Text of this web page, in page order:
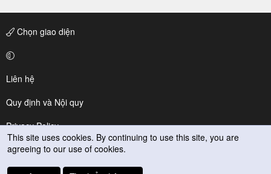
Chọn giao diện
Liên hệ
Quy định và Nội quy
Privacy Policy
Trợ giúp
This site uses cookies. By continuing to use this site, you are
agreeing to our use of cookies.